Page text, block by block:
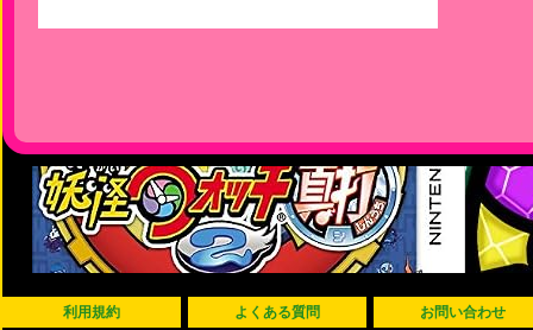
利用規約 よくある質問 お問い合わせ